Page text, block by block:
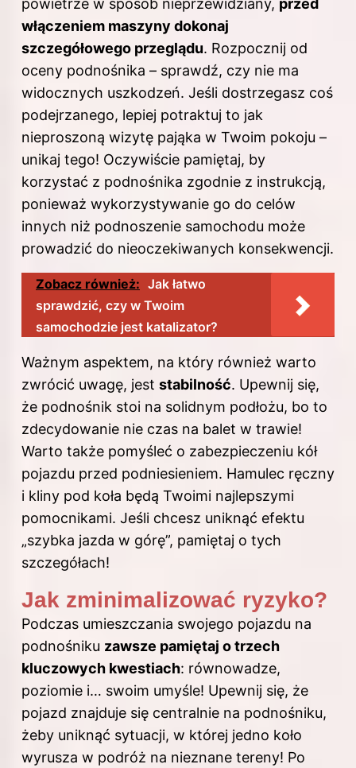
powietrze w sposób nieprzewidziany, przed
włączeniem maszyny dokonaj
szczegółowego przeglądu. Rozpocznij od
oceny podnośnika – sprawdź, czy nie ma
widocznych uszkodzeń. Jeśli dostrzegasz coś
podejrzanego, lepiej potraktuj to jak
nieproszoną wizytę pająka w Twoim pokoju –
unikaj tego! Oczywiście pamiętaj, by
korzystać z podnośnika zgodnie z instrukcją,
ponieważ wykorzystywanie go do celów
innych niż podnoszenie samochodu może
prowadzić do nieoczekiwanych konsekwencji.
Zobacz również: Jak łatwo
sprawdzić, czy w Twoim
samochodzie jest katalizator?
Ważnym aspektem, na który również warto
zwrócić uwagę, jest stabilność. Upewnij się,
że podnośnik stoi na solidnym podłożu, bo to
zdecydowanie nie czas na balet w trawie!
Warto także pomyśleć o zabezpieczeniu kół
pojazdu przed podniesieniem. Hamulec ręczny
i kliny pod koła będą Twoimi najlepszymi
pomocnikami. Jeśli chcesz uniknąć efektu
„szybka jazda w górę”, pamiętaj o tych
szczegółach!
Jak zminimalizować ryzyko?
Podczas umieszczania swojego pojazdu na
podnośniku zawsze pamiętaj o trzech
kluczowych kwestiach: równowadze,
poziomie i… swoim umyśle! Upewnij się, że
pojazd znajduje się centralnie na podnośniku,
żeby uniknąć sytuacji, w której jedno koło
wyrusza w podróż na nieznane tereny! Po